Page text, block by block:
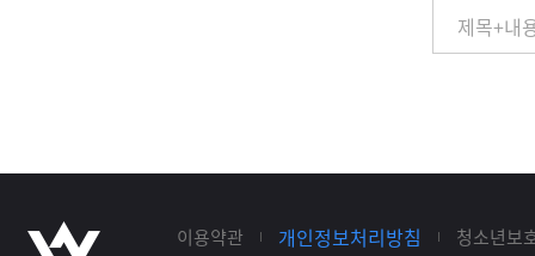
이용약관 개인정보처리방침 청소년보